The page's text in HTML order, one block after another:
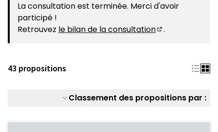
La consultation est terminée. Merci d'avoir
participé !
Retrouvez le bilan de la consultation .
43 propositions
Classement des propositions par :